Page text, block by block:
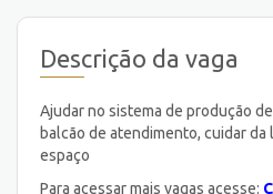
Descrição da vaga
Ajudar no sistema de produção
balcão de atendimento, cuidar
espaço
Para acessar mais vagas acesse: